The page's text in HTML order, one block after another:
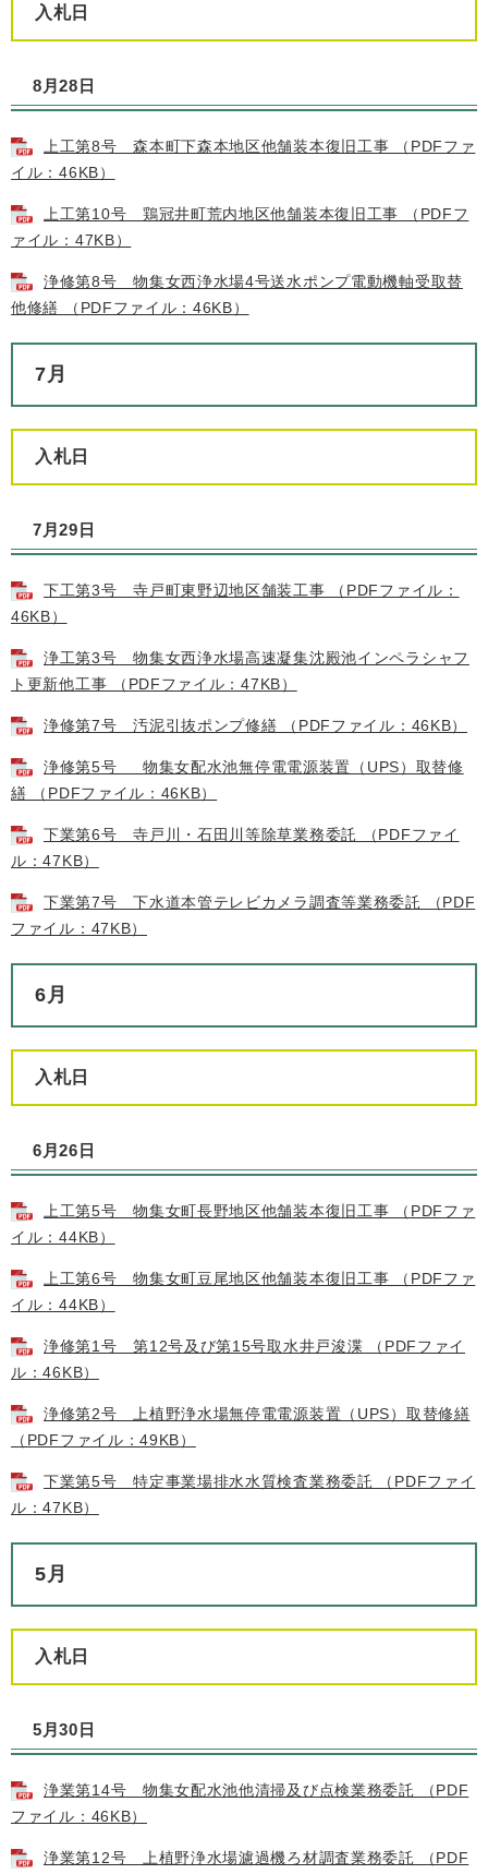
入札日
8月28日
上工第8号 森本町下森本地区他舗装本復旧工事 （PDFファ
イル：46KB）
上工第10号 鶏冠井町荒内地区他舗装本復旧工事 （PDFフ
ァイル：47KB）
浄修第8号 物集女西浄水場4号送水ポンプ電動機軸受取替
他修繕 （PDFファイル：46KB）
7月
入札日
7月29日
下工第3号 寺戸町東野辺地区舗装工事 （PDFファイル：
46KB）
浄工第3号 物集女西浄水場高速凝集沈殿池インペラシャフ
ト更新他工事 （PDFファイル：47KB）
浄修第7号 汚泥引抜ポンプ修繕 （PDFファイル：46KB）
浄修第5号 物集女配水池無停電電源装置（UPS）取替修
繕 （PDFファイル：46KB）
下業第6号 寺戸川・石田川等除草業務委託 （PDFファイ
ル：47KB）
下業第7号 下水道本管テレビカメラ調査等業務委託 （PDF
ファイル：47KB）
6月
入札日
6月26日
上工第5号 物集女町長野地区他舗装本復旧工事 （PDFファ
イル：44KB）
上工第6号 物集女町豆尾地区他舗装本復旧工事 （PDFファ
イル：44KB）
浄修第1号 第12号及び第15号取水井戸浚渫 （PDFファイ
ル：46KB）
浄修第2号 上植野浄水場無停電電源装置（UPS）取替修繕
（PDFファイル：49KB）
下業第5号 特定事業場排水水質検査業務委託 （PDFファイ
ル：47KB）
5月
入札日
5月30日
浄業第14号 物集女配水池他清掃及び点検業務委託 （PDF
ファイル：46KB）
浄業第12号 上植野浄水場濾過機ろ材調査業務委託 （PDF